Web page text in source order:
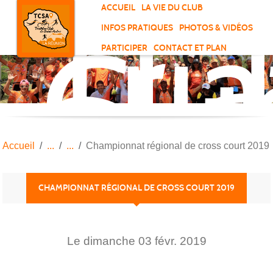
ACCUEIL
LA VIE DU CLUB
INFOS PRATIQUES
PHOTOS & VIDÉOS
PARTICIPER
CONTACT ET PLAN
de
Accueil Championnat régional de cross court 2019
CHAMPIONNAT RÉGIONAL DE CROSS COURT 2019
Le dimanche 03 févr. 2019
Panneau de gestion des cookies